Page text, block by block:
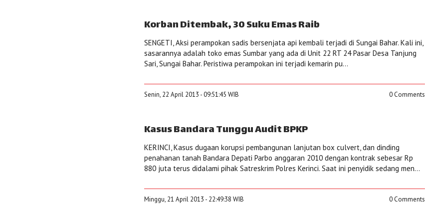
Korban Ditembak, 30 Suku Emas Raib
SENGETI, Aksi perampokan sadis bersenjata api kembali terjadi di Sungai Bahar. Kali ini,
sasarannya adalah toko emas Sumbar yang ada di Unit 22 RT 24 Pasar Desa Tanjung
Sari, Sungai Bahar. Peristiwa perampokan ini terjadi kemarin pu...
Senin, 22 April 2013 - 09:51:45 WIB 0 Comments
Kasus Bandara Tunggu Audit BPKP
KERINCI, Kasus dugaan korupsi pembangunan lanjutan box culvert, dan dinding
penahanan tanah Bandara Depati Parbo anggaran 2010 dengan kontrak sebesar Rp
880 juta terus didalami pihak Satreskrim Polres Kerinci. Saat ini penyidik sedang men...
Minggu, 21 April 2013 - 22:49:38 WIB 0 Comments